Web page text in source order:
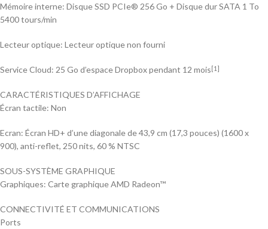
Mémoire interne: Disque SSD PCIe® 256 Go + Disque dur SATA 1 To
5400 tours/min
Lecteur optique: Lecteur optique non fourni
Service Cloud: 25 Go d’espace Dropbox pendant 12 mois [1]
CARACTÉRISTIQUES D’AFFICHAGE
Écran tactile: Non
Ecran: Écran HD+ d’une diagonale de 43,9 cm (17,3 pouces) (1600 x
900), anti-reflet, 250 nits, 60 % NTSC
SOUS-SYSTÈME GRAPHIQUE
Graphiques: Carte graphique AMD Radeon™
CONNECTIVITÉ ET COMMUNICATIONS
Ports